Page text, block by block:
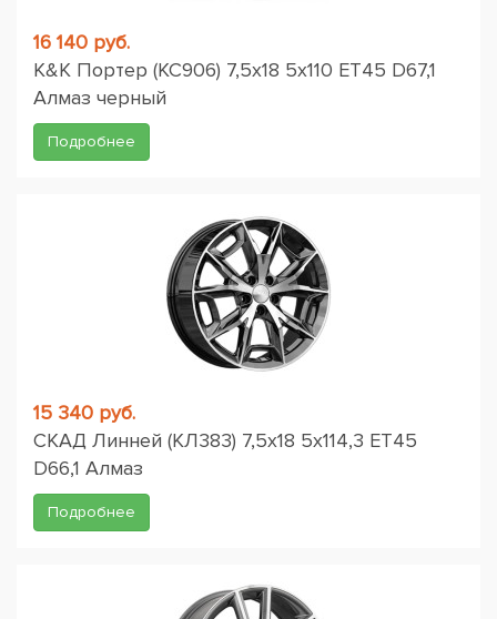
16 140 руб.
K&K Портер (КС906) 7,5x18 5x110 ET45 D67,1
Алмаз черный
Подробнее
15 340 руб.
СКАД Линней (КЛ383) 7,5x18 5x114,3 ET45
D66,1 Алмаз
Подробнее